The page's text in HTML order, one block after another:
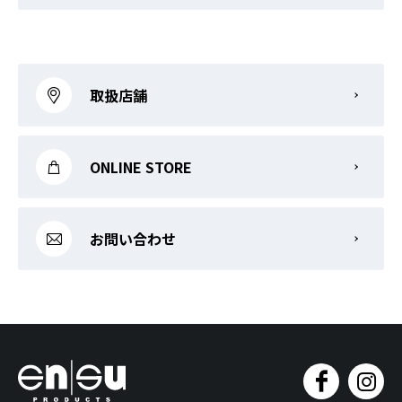
取扱店舗
ONLINE STORE
お問い合わせ